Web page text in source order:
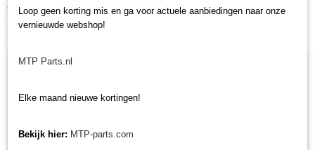
volledige banden assortiment.
Loop geen korting mis en ga voor actuele aanbiedingen naar onze
vernieuwde webshop!
MTP Parts.nl
Elke maand nieuwe kortingen!
Bekijk hier: MTP-parts.com